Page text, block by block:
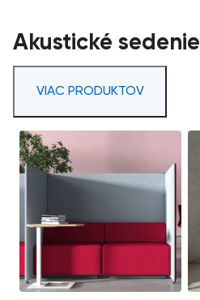
Akustické sedenie
VIAC PRODUKTOV